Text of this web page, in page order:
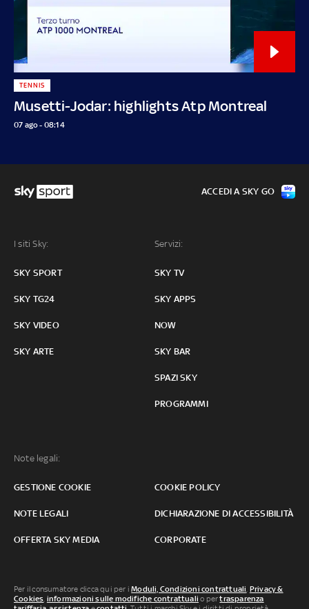
Musetti-Jodar: highlights Atp Montreal
TENNIS
07 ago - 08:14
I siti Sky:
SKY SPORT
SKY TG24
SKY VIDEO
SKY ARTE
Servizi:
SKY TV
SKY APPS
NOW
SKY BAR
SPAZI SKY
PROGRAMMI
Note legali:
GESTIONE COOKIE COOKIE POLICY
NOTE LEGALI DICHIARAZIONE DI ACCESSIBILITÀ
OFFERTA SKY MEDIA CORPORATE
ACCEDI A SKY GO
Per il consumatore clicca qui per iModuli, Condizioni contrattuali Privacy &
Cookies informazioni sulle modifiche contrattuali o pertrasparenza